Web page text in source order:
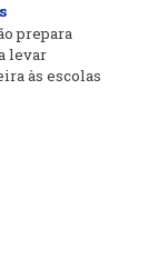
prepara
levar
às escolas